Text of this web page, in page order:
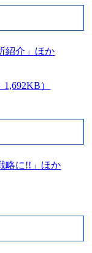
紹介」ほか
）
略に!!」ほか